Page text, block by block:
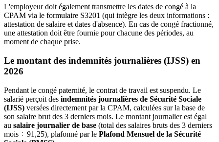
L'employeur doit également transmettre les dates de congé à la
CPAM via le formulaire S3201 (qui intègre les deux informations :
attestation de salaire et dates d'absence). En cas de congé fractionné,
une attestation doit être fournie pour chacune des périodes, au
moment de chaque prise.
Le montant des indemnités journalières (IJSS) en
2026
Pendant le congé paternité, le contrat de travail est suspendu. Le
salarié perçoit des indemnités journalières de Sécurité Sociale
(IJSS) versées directement par la CPAM, calculées sur la base de
son salaire brut des 3 derniers mois. Le montant journalier est égal
au salaire journalier de base (total des salaires bruts des 3 derniers
mois ÷ 91,25), plafonné par le Plafond Mensuel de la Sécurité